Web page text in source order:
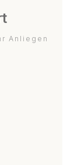
Anliegen